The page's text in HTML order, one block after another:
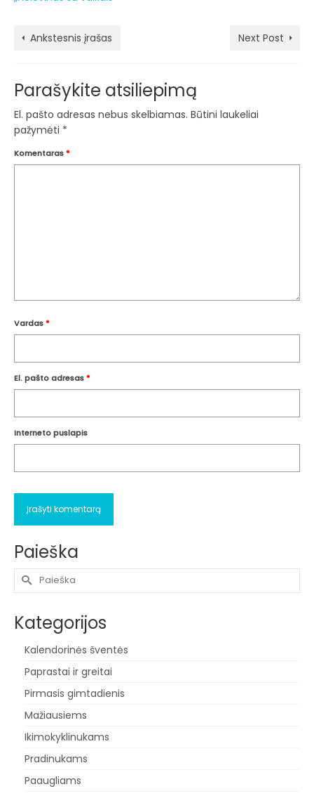
Ankstesnis įrašas Next Post
Parašykite atsiliepimą
El. pašto adresas nebus skelbiamas. Būtini laukeliai
pažymėti *
Komentaras*
Vardas*
El. pašto adresas*
Interneto puslapis
Paieška
Search
for:
Kategorijos
Kalendorinės šventės
Paprastai ir greitai
Pirmasis gimtadienis
Mažiausiems
Ikimokyklinukams
Pradinukams
Paaugliams